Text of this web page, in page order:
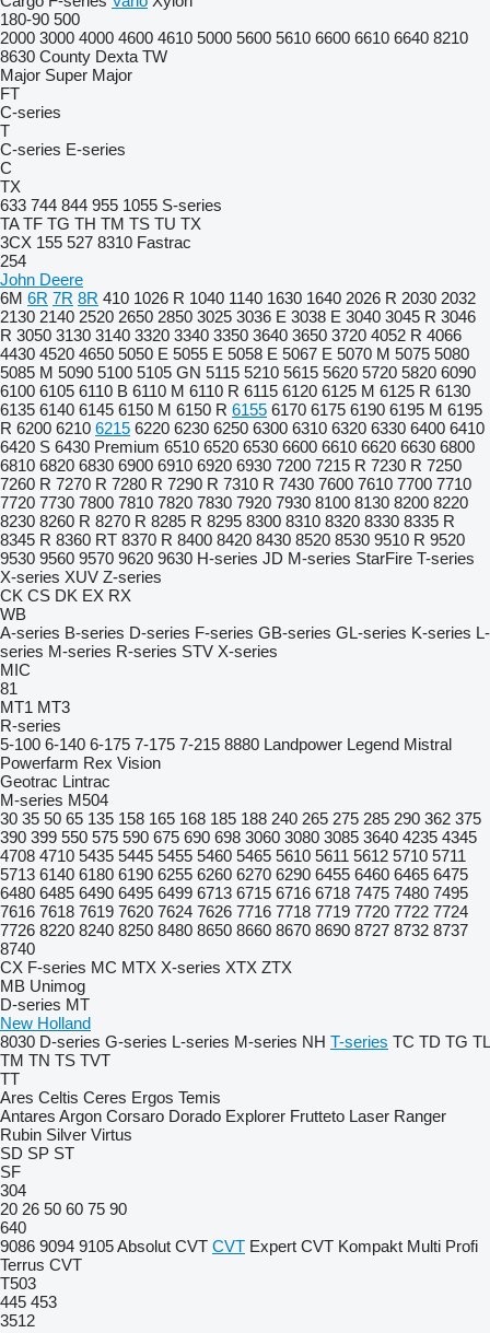
180-90 500
2000 3000 4000 4600 4610 5000 5600 5610 6600 6610 6640 8210
8630 County Dexta TW
Major Super Major
FT
C-series
T
C-series E-series
C
TX
633 744 844 955 1055 S-series
TA TF TG TH TM TS TU TX
3CX 155 527 8310 Fastrac
254
John Deere
6M 6R 7R 8R 410 1026 R 1040 1140 1630 1640 2026 R 2030 2032
2130 2140 2520 2650 2850 3025 3036 E 3038 E 3040 3045 R 3046
R 3050 3130 3140 3320 3340 3350 3640 3650 3720 4052 R 4066
4430 4520 4650 5050 E 5055 E 5058 E 5067 E 5070 M 5075 5080
5085 M 5090 5100 5105 GN 5115 5210 5615 5620 5720 5820 6090
6100 6105 6110 B 6110 M 6110 R 6115 6120 6125 M 6125 R 6130
6135 6140 6145 6150 M 6150 R 6155 6170 6175 6190 6195 M 6195
R 6200 6210 6215 6220 6230 6250 6300 6310 6320 6330 6400 6410
6420 S 6430 Premium 6510 6520 6530 6600 6610 6620 6630 6800
6810 6820 6830 6900 6910 6920 6930 7200 7215 R 7230 R 7250
7260 R 7270 R 7280 R 7290 R 7310 R 7430 7600 7610 7700 7710
7720 7730 7800 7810 7820 7830 7920 7930 8100 8130 8200 8220
8230 8260 R 8270 R 8285 R 8295 8300 8310 8320 8330 8335 R
8345 R 8360 RT 8370 R 8400 8420 8430 8520 8530 9510 R 9520
9530 9560 9570 9620 9630 H-series JD M-series StarFire T-series
X-series XUV Z-series
CK CS DK EX RX
WB
A-series B-series D-series F-series GB-series GL-series K-series L-
series M-series R-series STV X-series
MIC
81
MT1 MT3
R-series
5-100 6-140 6-175 7-175 7-215 8880 Landpower Legend Mistral
Powerfarm Rex Vision
Geotrac Lintrac
M-series M504
30 35 50 65 135 158 165 168 185 188 240 265 275 285 290 362 375
390 399 550 575 590 675 690 698 3060 3080 3085 3640 4235 4345
4708 4710 5435 5445 5455 5460 5465 5610 5611 5612 5710 5711
5713 6140 6180 6190 6255 6260 6270 6290 6455 6460 6465 6475
6480 6485 6490 6495 6499 6713 6715 6716 6718 7475 7480 7495
7616 7618 7619 7620 7624 7626 7716 7718 7719 7720 7722 7724
7726 8220 8240 8250 8480 8650 8660 8670 8690 8727 8732 8737
8740
CX F-series MC MTX X-series XTX ZTX
MB Unimog
D-series MT
New Holland
8030 D-series G-series L-series M-series NH T-series TC TD TG TL
TM TN TS TVT
TT
Ares Celtis Ceres Ergos Temis
Antares Argon Corsaro Dorado Explorer Frutteto Laser Ranger
Rubin Silver Virtus
SD SP ST
SF
304
20 26 50 60 75 90
640
9086 9094 9105Absolut CVT CVT Expert CVT Kompakt Multi Profi
Terrus CVT
T503
445 453
3512